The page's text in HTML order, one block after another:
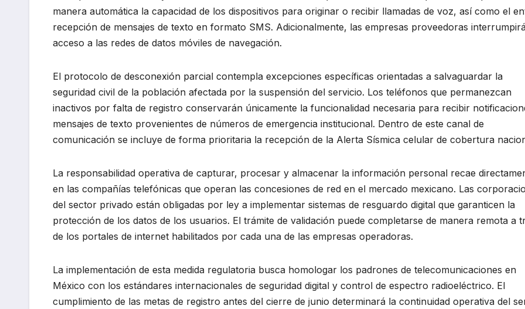
manera automática la capacidad de los dispositivos para originar o recibir llamadas de voz, así como el
recepción de mensajes de texto en formato SMS. Adicionalmente, las empresas proveedoras
acceso a las redes de datos móviles de navegación.
El protocolo de desconexión parcial contempla excepciones específicas orientadas a salvaguardar la
seguridad civil de la población afectada por la suspensión del servicio. Los teléfonos que permanezcan
inactivos por falta de registro conservarán únicamente la funcionalidad necesaria para recibir
mensajes de texto provenientes de números de emergencia institucional. Dentro de este canal de
comunicación se incluye de forma prioritaria la recepción de la Alerta Sísmica celular de cobertura
La responsabilidad operativa de capturar, procesar y almacenar la información personal recae
en las compañías telefónicas que operan las concesiones de red en el mercado mexicano. Las
del sector privado están obligadas por ley a implementar sistemas de resguardo digital que garanticen la
protección de los datos de los usuarios. El trámite de validación puede completarse de manera remota a
de los portales de internet habilitados por cada una de las empresas operadoras.
La implementación de esta medida regulatoria busca homologar los padrones de telecomunicaciones en
México con los estándares internacionales de seguridad digital y control de espectro radioeléctrico. El
cumplimiento de las metas de registro antes del cierre de junio determinará la continuidad operativa del